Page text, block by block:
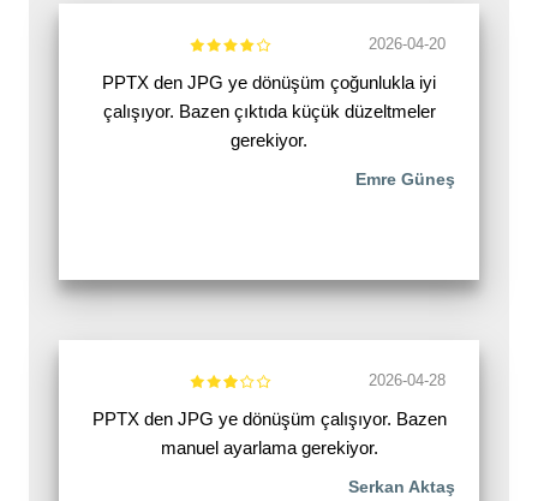
2026-04-20
PPTX den JPG ye dönüşüm çoğunlukla iyi
çalışıyor. Bazen çıktıda küçük düzeltmeler
gerekiyor.
Emre Güneş
2026-04-28
PPTX den JPG ye dönüşüm çalışıyor. Bazen
manuel ayarlama gerekiyor.
Serkan Aktaş